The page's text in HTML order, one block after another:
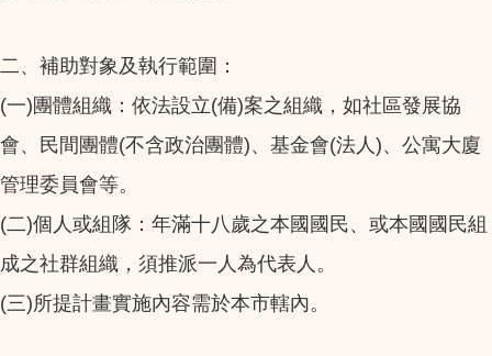
二、補助對象及執行範圍：
(一)團體組織：依法設立(備)案之組織，如社區發展協
會、民間團體(不含政治團體)、基金會(法人)、公寓大廈
管理委員會等。
(二)個人或組隊：年滿十八歲之本國國民、或本國國民組
成之社群組織，須推派一人為代表人。
(三)所提計畫實施內容需於本市轄內。